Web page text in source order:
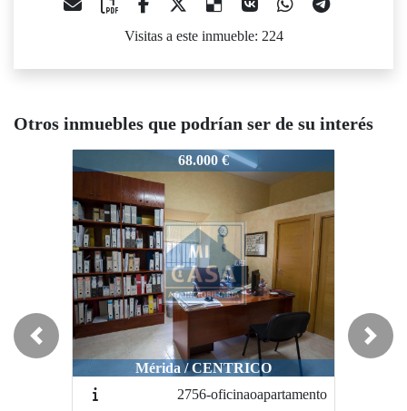
Visitas a este inmueble: 224
Otros inmuebles que podrían ser de su interés
68.000 €
Mérida / CENTRICO
2756-oficinaoapartamento
3368-sanjuan 44.900 €
Mérida / Monte Alto
2688-ventalocal
Previous Next